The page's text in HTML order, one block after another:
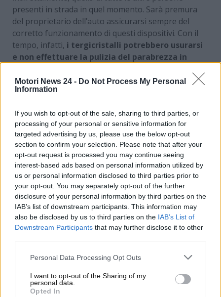
Motori News 24 - Do Not Process My Personal
Information
If you wish to opt-out of the sale, sharing to third parties, or
processing of your personal or sensitive information for
targeted advertising by us, please use the below opt-out
section to confirm your selection. Please note that after your
opt-out request is processed you may continue seeing
interest-based ads based on personal information utilized by
us or personal information disclosed to third parties prior to
your opt-out. You may separately opt-out of the further
disclosure of your personal information by third parties on the
IAB’s list of downstream participants. This information may
also be disclosed by us to third parties on the IAB’s List of
Downstream Participants that may further disclose it to other
Personal Data Processing Opt Outs
I want to opt-out of the Sharing of my
personal data.
Opted In
presenti in strada in quel momento. Sarà premura
del proprietario dell’auto assicurarsi sempre del
corretto funzionamento di questi dispositivi. Con il
tempo, infatti, i tergicristalli potrebbero usurarsi
e non effettuare la pulizia del parabrezza in
Dei tergicristalli usurati lasceranno dei
fastidiosi
o lo sporco più ostinato. Sono in molti a sostituire
questi dispositivi in tal caso. Esiste, però,un comodo
trucchetto che potrebbe dare ‘nuova vita’ a
questi dispositivi, senza procedere all’effettiva
sostituzione.
Parabrezza senza più aloni?
Metti in pratica questo
trucchetto con i tergicristalli
I tergicristalli possono perdere efficacia a causa
usura delle spazzole. Per ripristinare l’efficacia
potrebbe essere importante effettuare un preciso
procedimento. Per prima cosa, dovrai